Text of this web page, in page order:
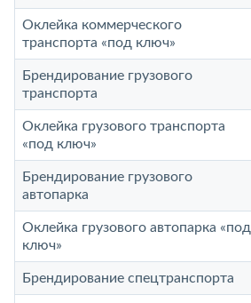
Оклейка коммерческого
транспорта «под ключ»
Брендирование грузового
транспорта
Оклейка грузового транспорта
«под ключ»
Брендирование грузового
автопарка
Оклейка грузового автопарка «под
ключ»
Брендирование спецтранспорта